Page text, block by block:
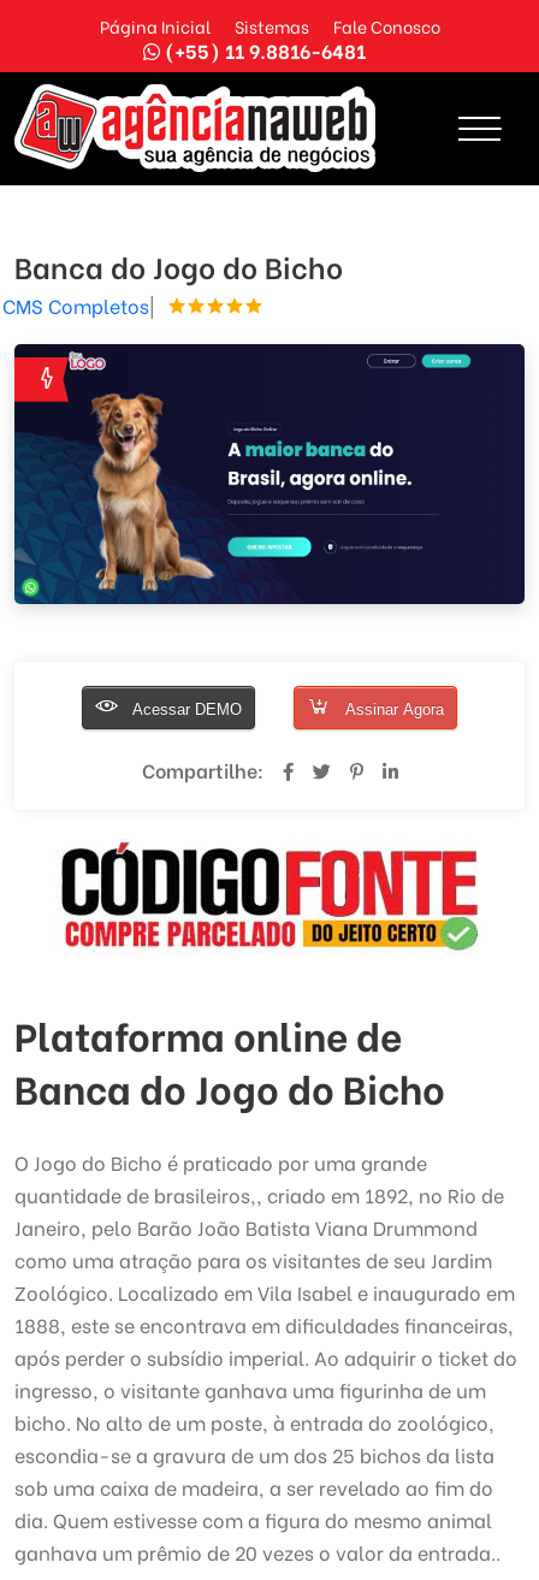
Página Inicial Sistemas Fale Conosco
(+55) 11 9.8816-6481
Banca do Jogo do Bicho
CMS Completos|
Acessar DEMO Assinar Agora
Compartilhe:
Plataforma online de
Banca do Jogo do Bicho
O Jogo do Bicho é praticado por uma grande
quantidade de brasileiros,, criado em 1892, no Rio de
Janeiro, pelo Barão João Batista Viana Drummond
como uma atração para os visitantes de seu Jardim
Zoológico. Localizado em Vila Isabel e inaugurado em
1888, este se encontrava em dificuldades financeiras,
após perder o subsídio imperial. Ao adquirir o ticket do
ingresso, o visitante ganhava uma figurinha de um
bicho. No alto de um poste, à entrada do zoológico,
escondia-se a gravura de um dos 25 bichos da lista
sob uma caixa de madeira, a ser revelado ao fim do
dia. Quem estivesse com a figura do mesmo animal
ganhava um prêmio de 20 vezes o valor da entrada..